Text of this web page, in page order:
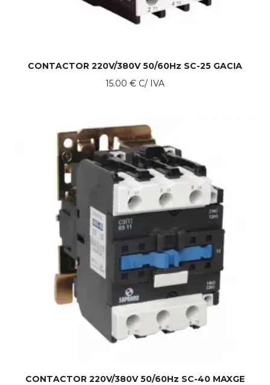
CONTACTOR 220V/380V 50/60Hz SC-25 GACIA
15.00 € C/ IVA
CONTACTOR 220V/380V 50/60Hz SC-40 MAXGE